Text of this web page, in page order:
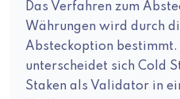
Das Verfahren zum
Währungen wird durch
Absteckoption bestimmt.
unterscheidet sich Cold
Staken als Validator in